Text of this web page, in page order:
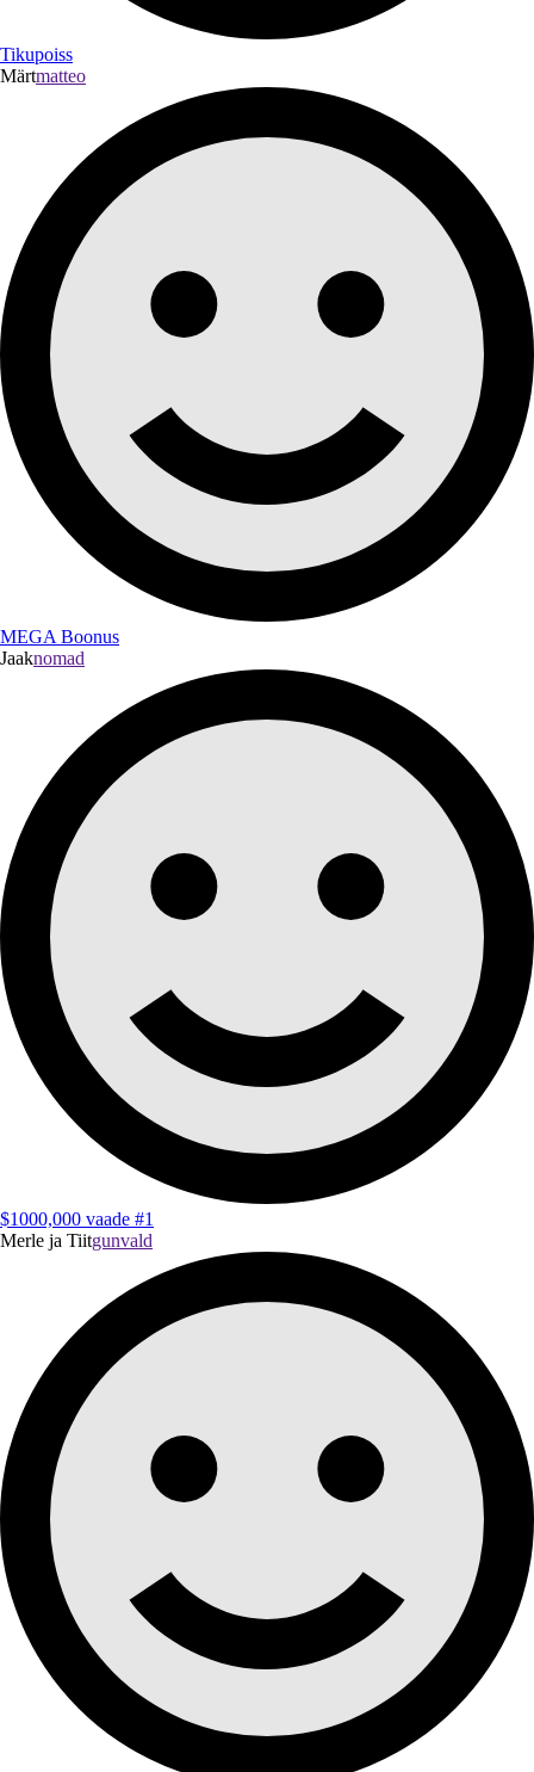
Tikupoiss
Märtmatteo
MEGA Boonus
Jaaknomad
$1000,000 vaade #1
Merle ja Tiitgunvald